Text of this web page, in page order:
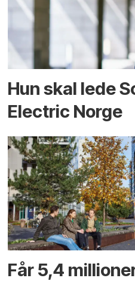
Hun skal lede
Electric Norge
Får 5,4